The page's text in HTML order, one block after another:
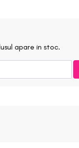
apare in stoc.